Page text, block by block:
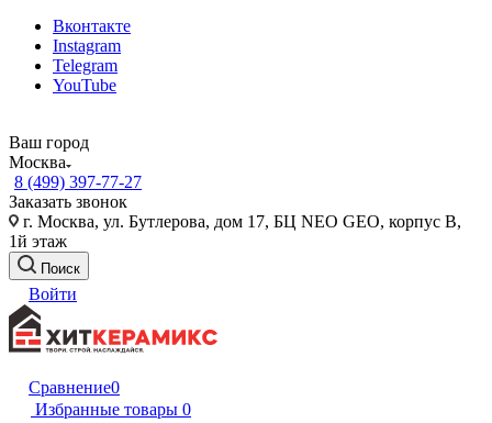
Вконтакте
Instagram
Telegram
YouTube
Ваш город
Москва
8 (499) 397-77-27
Заказать звонок
г. Москва, ул. Бутлерова, дом 17, БЦ NEO GEO, корпус В,
1й этаж
Поиск
Войти
Сравнение0
Избранные товары 0